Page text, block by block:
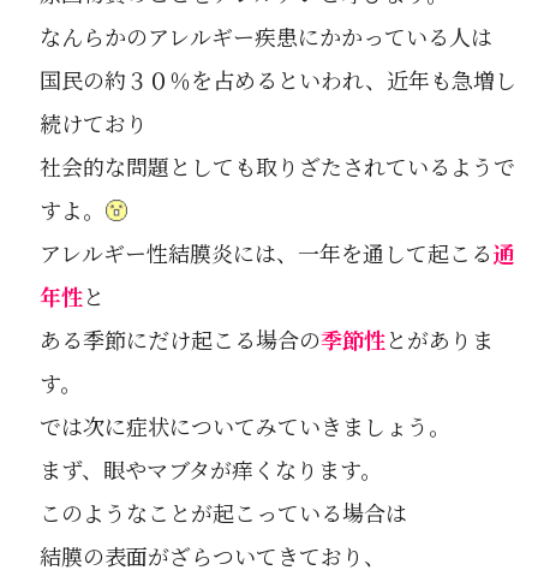
なんらかのアレルギー疾患にかかっている人は
国民の約３０％を占めるといわれ、近年も急増し
続けており
社会的な問題としても取りざたされているようで
すよ。
アレルギー性結膜炎には、一年を通して起こる通
年性と
ある季節にだけ起こる場合の季節性とがありま
す。
では次に症状についてみていきましょう。
まず、眼やマブタが痒くなります。
このようなことが起こっている場合は
結膜の表面がざらついてきており、